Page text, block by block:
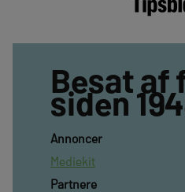
Besat af
siden
Annoncer
Mediekit
Partnere